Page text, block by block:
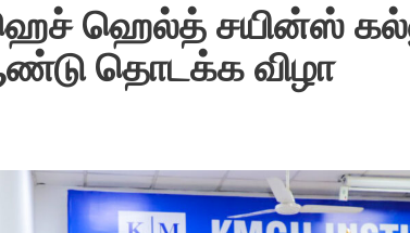
ஹெல்த் சயின்ஸ்
தொடக்க விழா